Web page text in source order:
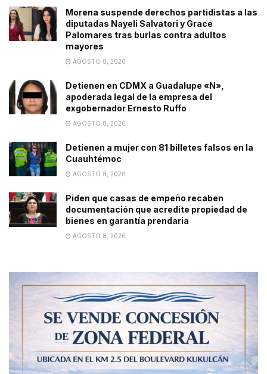
Morena suspende derechos partidistas a las
diputadas Nayeli Salvatori y Grace
Palomares tras burlas contra adultos
mayores
AGOSTO 8, 2026
Detienen en CDMX a Guadalupe «N»,
apoderada legal de la empresa del
exgobernador Ernesto Ruffo
AGOSTO 8, 2026
Detienen a mujer con 81 billetes falsos en la
Cuauhtémoc
AGOSTO 8, 2026
Piden que casas de empeño recaben
documentación que acredite propiedad de
bienes en garantía prendaria
AGOSTO 8, 2026